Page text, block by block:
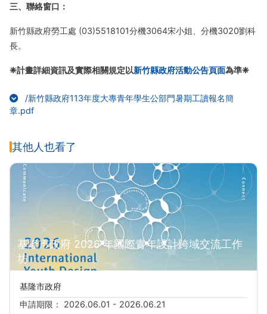
三、聯絡窗口：
新竹縣政府勞工處 (03)5518101分機3064宋小姐、分機3020劉科
長。
❈計畫詳細資訊及實際相關規定以新竹縣政府活動公告頁面為準❈
/新竹縣政府113年度大專青年學生公部門暑期工讀報名簡
章.pdf(另開新視窗)
其他人也看了
基隆市政府 2026 年國際青年設計跨域交流工作
坊
基隆市政府
申請期限： 2026.06.01 - 2026.06.21